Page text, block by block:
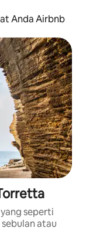
Anda Airbnb
seperti
atau